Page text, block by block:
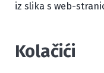
iz slika s web-
Kolačići